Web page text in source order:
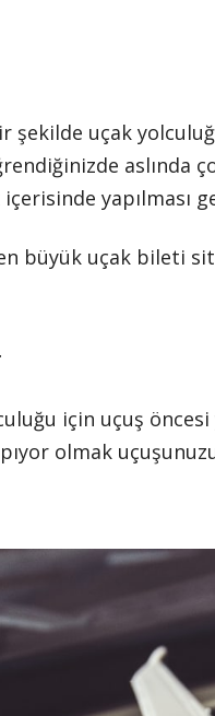
şekilde uçak
aslında
yapılması
büyük uçak bileti
için uçuş
olmak